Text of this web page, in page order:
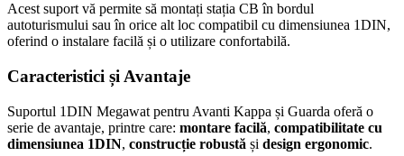
Acest suport vă permite să montați stația CB în bordul
autoturismului sau în orice alt loc compatibil cu dimensiunea 1DIN,
oferind o instalare facilă și o utilizare confortabilă.
Caracteristici și Avantaje
Suportul 1DIN Megawat pentru Avanti Kappa și Guarda oferă o
serie de avantaje, printre care: montare facilă, compatibilitate cu
dimensiunea 1DIN, construcție robustă și design ergonomic.